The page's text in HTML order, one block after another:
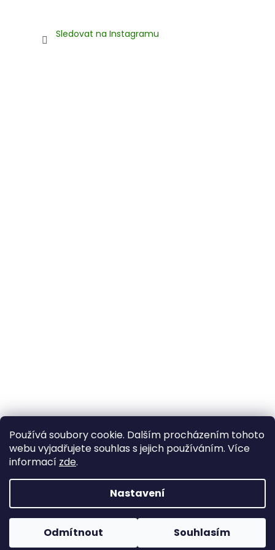
Používá soubory cookie. Dalším procházením tohoto
webu vyjadřujete souhlas s jejich používáním. Více
informací zde.
Nastavení
Odmítnout Souhlasím
Pokud u nás nenajdete konkrétní produkt, neváhejte se
ozvat. Ve většině případů jej můžeme zajistit na
Sledovat na Instagramu
Vytvořil Shoptet
Copyright 2026Horse life . Všechna práva vyhrazena.